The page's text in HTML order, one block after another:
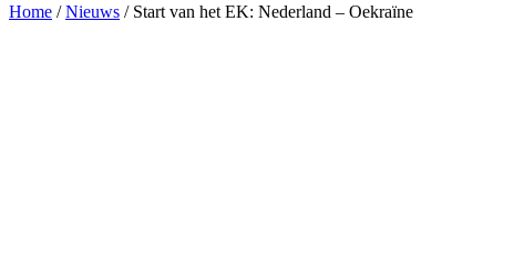
Home /Nieuws / Start van het EK: Nederland – Oekraïne